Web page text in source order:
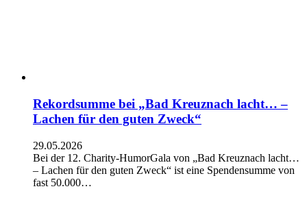
Rekordsumme bei „Bad Kreuznach lacht… –
Lachen für den guten Zweck“
29.05.2026
Bei der 12. Charity-HumorGala von „Bad Kreuznach lacht…
– Lachen für den guten Zweck“ ist eine Spendensumme von
fast 50.000…